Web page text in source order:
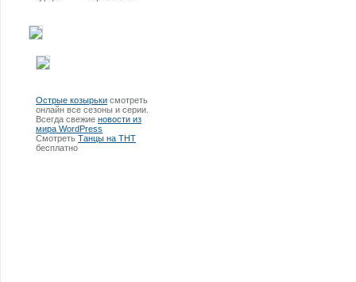
Острые козырьки смотреть
онлайн все сезоны и серии.
Всегда свежие новости из
мира WordPress
Смотреть Танцы на ТНТ
бесплатно